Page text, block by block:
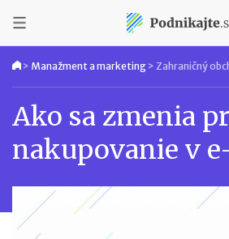
> Manažment a marketing > Zahraničný
Ako sa zmenia
nakupovanie v